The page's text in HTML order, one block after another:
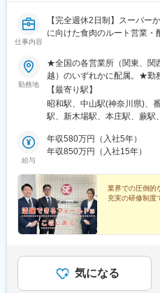
仕事内容
【完全週休2日制】スーパー
に向けた食肉のルート営業・
勤務地
★全国の各営業所（関東、関
越）のいずれかに配属。★勤
にできるよう、最大限に希
望のない転勤は原則ありま
り）ほとんどの社員が車通勤
ため通勤も楽々）【全国33営
市・江東区／神奈川県川崎市
市・堺市／兵庫県宝塚市・加
市／奈良県奈良市／和歌山県
三重県鈴鹿市／静岡県沼津市
音寺市／岡山県岡山市／広島
市■北信越福井県福井市／富
【最寄り駅】
昭和駅、中山駅(神奈川県)、
駅、新木場駅、本庄駅、蕨駅
観音寺駅(香川県)、野洲駅、
県)、東加古川駅、郡山駅(奈
駅、伏見駅(京都府)、利府駅
給与
年収580万円（入社5年）
年収850万円（入社15年）
業界での圧倒的
充実の研修制度
気になる